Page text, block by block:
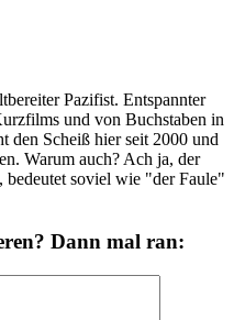
Pazifist. Entspannter
und von Buchstaben in
den Scheiß hier seit 2000 und
Warum auch? Ach ja, der
bedeutet soviel wie "der Faule"
Dann mal ran: